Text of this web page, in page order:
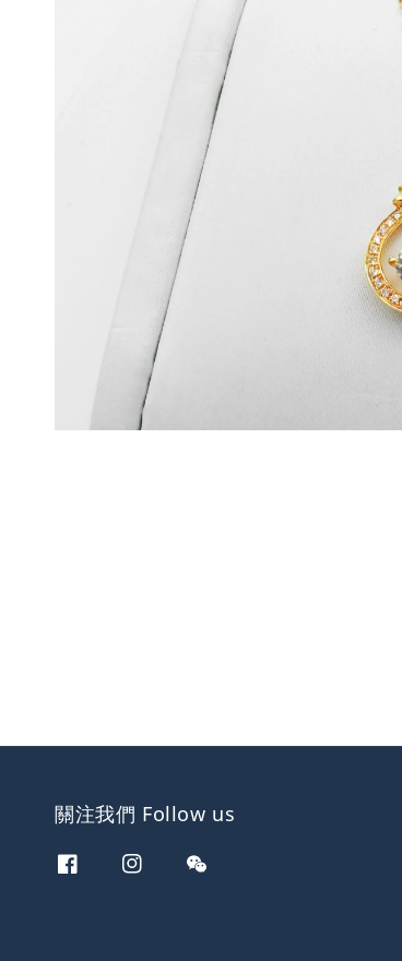
關注我們 Follow us